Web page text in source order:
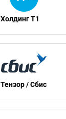
Холдинг Т1
Тензор / Сбис